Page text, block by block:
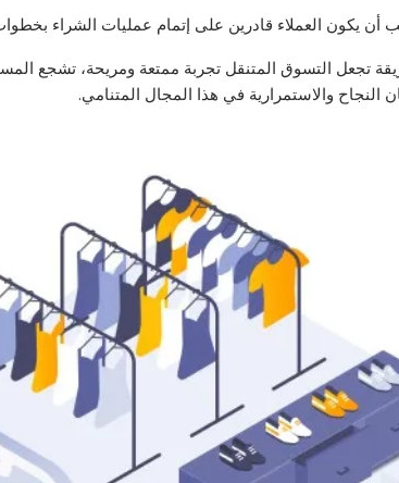
يكون العملاء قادرين على إتمام عمليات الشراء بخطوات
تجعل التسوق المتنقل تجربة ممتعة ومريحة، تشجع
النجاح والاستمرارية في هذا المجال المتنامي.